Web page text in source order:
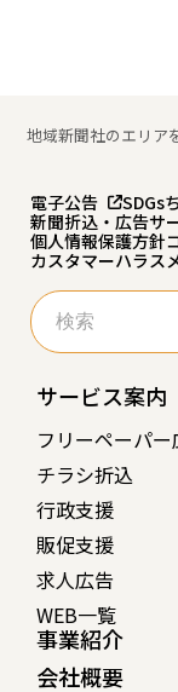
地域新聞社のエリア
電子公告 SDGs
新聞折込・広告サ
個人情報保護方針
カスタマーハラス
検
索:
サービス案内
フリーペーパー
チラシ折込
行政支援
販促支援
求人広告
WEB一覧
事業紹介
会社概要